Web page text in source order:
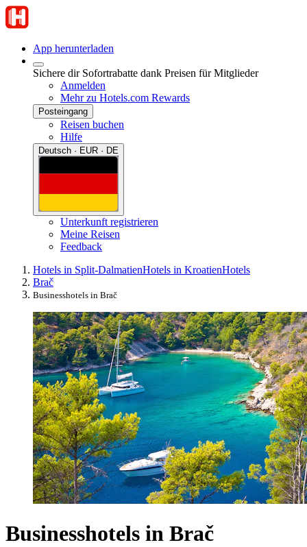
App herunterladen
Sichere dir Sofortrabatte dank Preisen für Mitglieder
Anmelden
Mehr zu Hotels.com Rewards
Posteingang
Reisen buchen
Hilfe
Deutsch · EUR · DE
Unterkunft registrieren
Meine Reisen
Feedback
Hotels in Split-DalmatienHotels in KroatienHotels
Brač
Businesshotels in Brač
Businesshotels in Brač